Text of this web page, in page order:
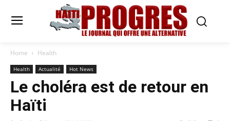
Home Health
Health Actualité Hot News
Le choléra est de retour en
Haïti